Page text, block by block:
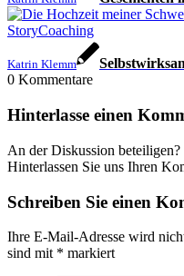
Katrin Klemm
0 Kommentare
Hinterlasse einen
An der Diskussion beteiligen?
Hinterlassen Sie uns Ihren
Schreiben Sie einen
Ihre E-Mail-Adresse wird
sind mit * markiert